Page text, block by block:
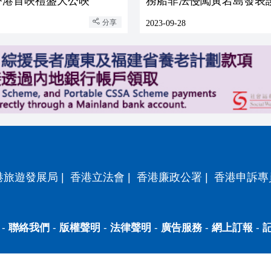
分享 2023-09-28
旅遊發展局 香港立法會 香港廉政公署 香港申訴
聯絡我們 - 版權聲明 - 法律聲明 - 廣告服務- 網上訂報 -